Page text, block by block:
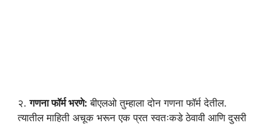
२.गणना फॉर्म भरणे: बीएलओ तुम्हाला दोन गणना फॉर्म देतील.
त्यातील माहिती अचूक भरून एक प्रत स्वतःकडे ठेवावी आणि दुसरी